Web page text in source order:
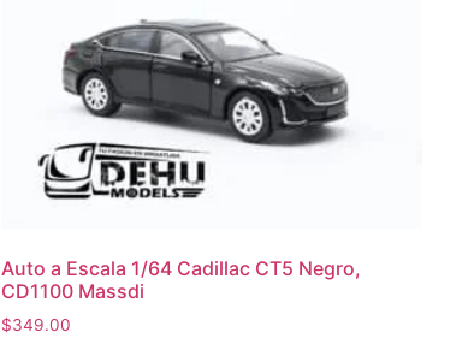
Auto a Escala 1/64 Cadillac CT5 Negro,
CD1100 Massdi
$349.00